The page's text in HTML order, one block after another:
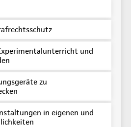
und
zu
in eigenen und